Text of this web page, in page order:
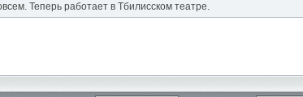
Теперь работает в Тбилисском театре.